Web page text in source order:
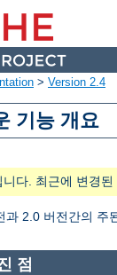
> Version 2.4
기능 개요
다. 최근에 변경
2.0 버전간의 주
점